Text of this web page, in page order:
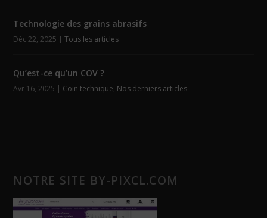
Technologie des grains abrasifs
Déc 22, 2025 |Tous les articles
Qu’est-ce qu’un COV ?
Avr 16, 2025 | Coin technique, Nos derniers articles
NOTRE SITE BY-PIXCL.COM